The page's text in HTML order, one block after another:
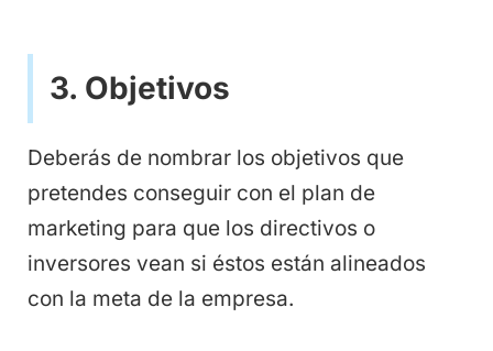
3. Objetivos
Deberás de nombrar los objetivos que
pretendes conseguir con el plan de
marketing para que los directivos o
inversores vean si éstos están alineados
con la meta de la empresa.